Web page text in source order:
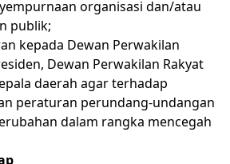
organisasi dan/atau
publik;
kepada Dewan Perwakilan
Dewan Perwakilan Rakyat
daerah agar terhadap
peraturan perundang-undangan
dalam rangka mencegah